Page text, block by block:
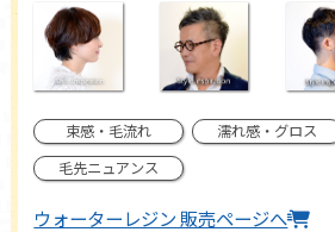
束感・毛流れ 濡れ感・グロス
毛先ニュアンス
ウォーターレジン 販売ページへ